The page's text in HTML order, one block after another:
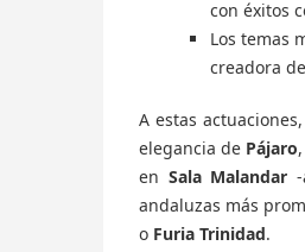
con éxitos
Los temas
creadora
A estas
elegancia de Pájaro
en Sala Malandar
andaluzas más
o Furia Trinidad.